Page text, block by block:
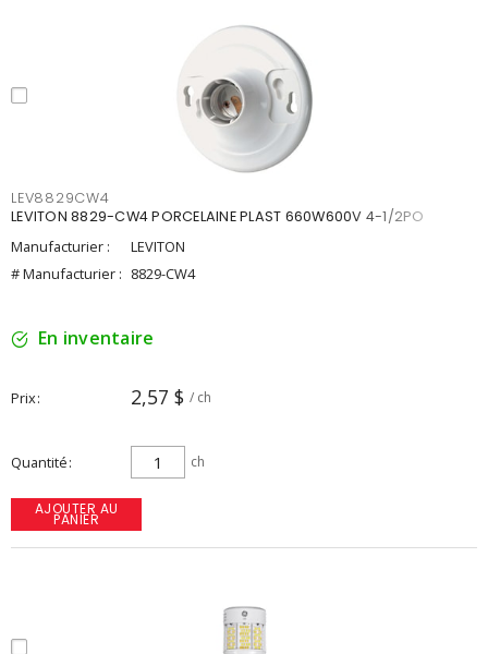
LEV8829CW4
LEVITON 8829-CW4 PORCELAINE PLAST 660W600V 4-1/2PO
Manufacturier :
LEVITON
# Manufacturier : 8829-CW4
En inventaire
Prix 2,57 $ / ch
Quantité ch
AJOUTER AU
PANIER